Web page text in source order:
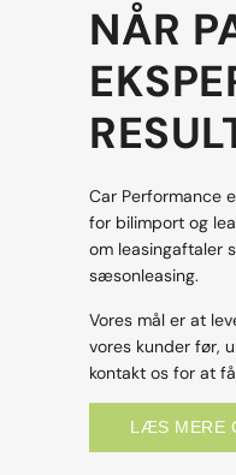
NÅR
Car Performance
for bilimport og
om leasingaftaler
sæsonleasing.
Vores mål er at
vores kunder før,
kontakt os for at
LÆS MERE